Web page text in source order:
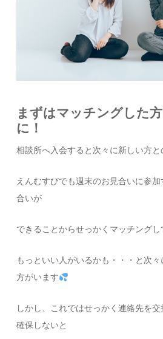
まずはマッチングした
に！
相談所へ入会すると次々に新しい方
えんむすびでも週末のお見合いに参
合いが
できることからせっかくマッチング
もっといい人がいるかも・・・と次
方がいます
しかし、これではせっかく連絡先を
確保しないと